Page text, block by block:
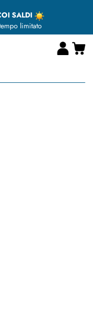
SALDI
limitato